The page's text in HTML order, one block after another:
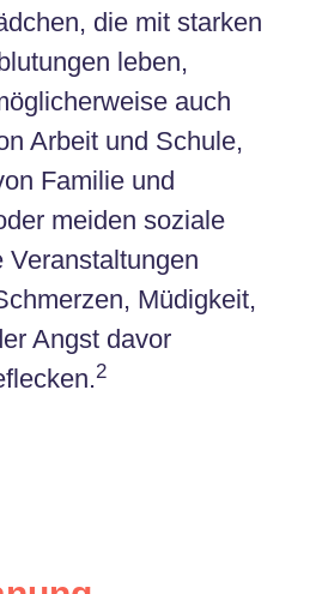
die mit starken
leben,
auch
Arbeit und Schule,
Familie und
meiden soziale
Veranstaltungen
Müdigkeit,
Angst davor
2